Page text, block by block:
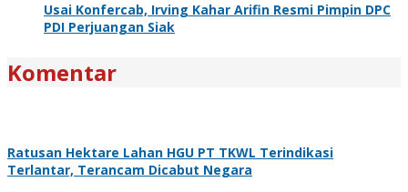
Usai Konfercab, Irving Kahar Arifin Resmi Pimpin DPC
PDI Perjuangan Siak
Komentar
Ratusan Hektare Lahan HGU PT TKWL Terindikasi
Terlantar, Terancam Dicabut Negara